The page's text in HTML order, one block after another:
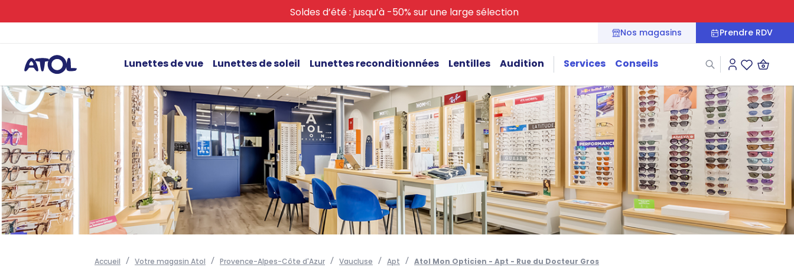
Soldes d’été : jusqu’à -50% sur une large sélection
Nos magasins Prendre RDV
Lunettes de vue Lunettes de soleil Lunettes reconditionnées Lentilles Audition Services Conseils
Connexion
Accueil Votre magasin Atol Provence-Alpes-Côte d'Azur Vaucluse Apt Atol Mon Opticien - Apt - Rue du Docteur Gros